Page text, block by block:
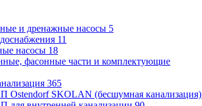
и дренажные насосы 5
11
насосы 18
фасонные части и комплектующие
365
Ostendorf SKOLAN (бесшумная канализация)